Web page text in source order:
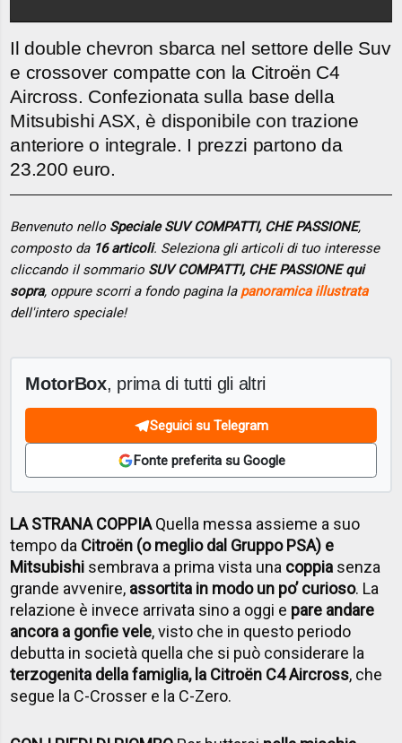
Il double chevron sbarca nel settore delle Suv
e crossover compatte con la Citroën C4
Aircross. Confezionata sulla base della
Mitsubishi ASX, è disponibile con trazione
anteriore o integrale. I prezzi partono da
23.200 euro.
Benvenuto nello Speciale SUV COMPATTI, CHE PASSIONE,
composto da 16 articoli. Seleziona gli articoli di tuo interesse
cliccando il sommario SUV COMPATTI, CHE PASSIONE qui
sopra, oppure scorri a fondo pagina la panoramica illustrata
dell'intero speciale!
MotorBox, prima di tutti gli altri
Seguici su Telegram
Fonte preferita su Google
LA STRANA COPPIAQuella messa assieme a suo
tempo da Citroën (o meglio dal Gruppo PSA) e
Mitsubishi sembrava a prima vista una coppia senza
grande avvenire, assortita in modo un po’ curioso. La
relazione è invece arrivata sino a oggi e pare andare
ancora a gonfie vele, visto che in questo periodo
debutta in società quella che si può considerare la
terzogenita della famiglia, la Citroën C4 Aircross, che
segue la C-Crosser e la C-Zero.